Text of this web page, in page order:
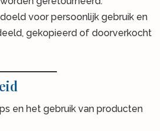
voor persoonlijk gebruik en
gekopieerd of doorverkocht
en het gebruik van producten